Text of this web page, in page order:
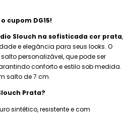
cupom DG15!
Slouch na sofisticada cor prata,
e elegância para seus looks. O
personalizável, que pode ser
conforto e estilo sob medida.
salto de 7 cm.
Prata?
sintético, resistente e com